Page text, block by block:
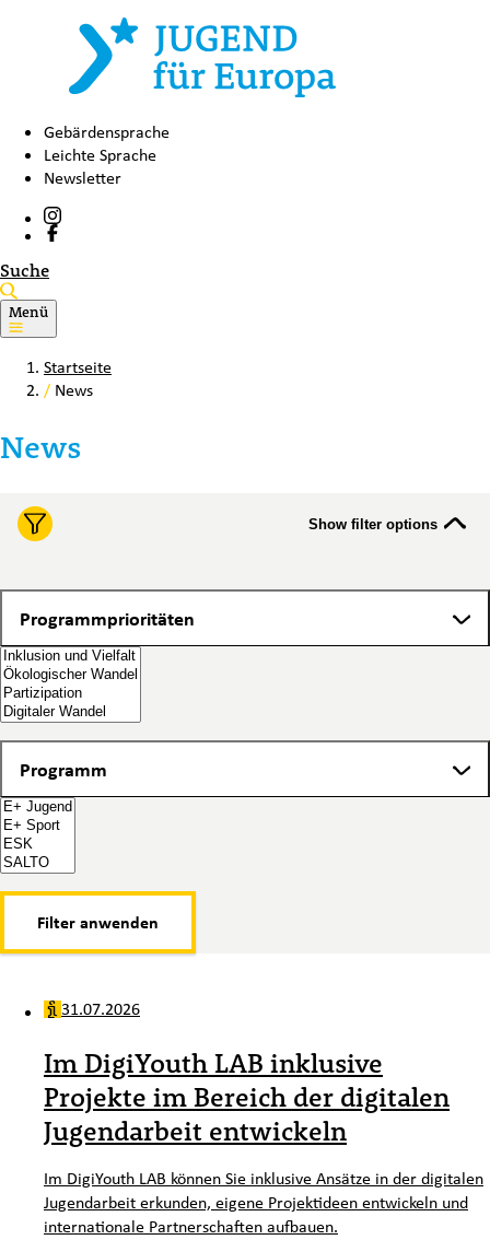
Gebärdensprache
Leichte Sprache
Newsletter
Suche
Menü
Startseite
/ News
News
Show filter options
Programmprioritäten
Programm
Filter anwenden
31.07.2026
Im DigiYouth LAB inklusive
Projekte im Bereich der digitalen
Jugendarbeit entwickeln
Im DigiYouth LAB können Sie inklusive Ansätze in der digitalen
Jugendarbeit erkunden, eigene Projektideen entwickeln und
internationale Partnerschaften aufbauen.